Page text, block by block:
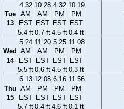
Tue
13
4:32
AM
EST
5.4 ft
10:28
AM
EST
0.7 ft
4:32
PM
EST
4.5 ft
10:19
PM
EST
0.4 ft
Wed
14
5:24
AM
EST
5.5 ft
11:20
AM
EST
0.6 ft
5:25
PM
EST
4.5 ft
11:08
PM
EST
0.3 ft
Thu
15
6:13
AM
EST
5.7 ft
12:08
PM
EST
0.4 ft
6:16
PM
EST
4.6 ft
11:56
PM
EST
0.1 ft